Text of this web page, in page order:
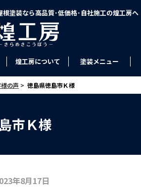
根塗装なら高品質･低価格･自社施工の煌工房へ
煌工房について 塗装メニュー
の声 > 徳島県徳島市Ｋ様
市Ｋ様
年8月17日